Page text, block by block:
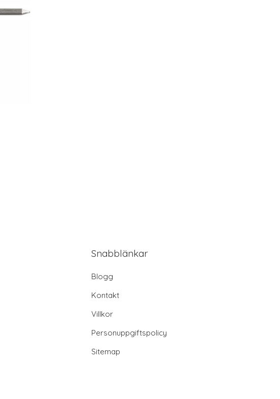
Snabblänkar
Blogg
Kontakt
Villkor
Personuppgiftspolicy
Sitemap